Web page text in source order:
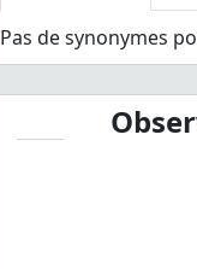
Pas de synonymes